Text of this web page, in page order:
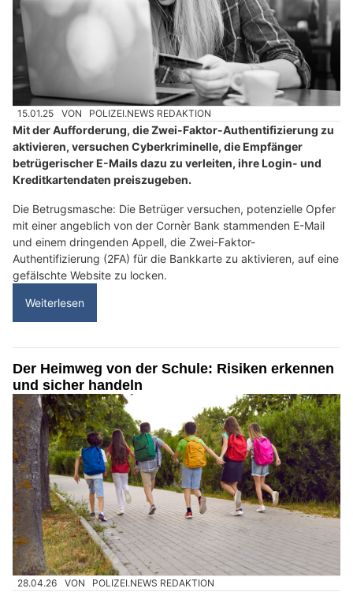
15.01.25 VON POLIZEI.NEWS REDAKTION
Mit der Aufforderung, die Zwei-Faktor-Authentifizierung zu
aktivieren, versuchen Cyberkriminelle, die Empfänger
betrügerischer E-Mails dazu zu verleiten, ihre Login- und
Kreditkartendaten preiszugeben.
Die Betrugsmasche: Die Betrüger versuchen, potenzielle Opfer
mit einer angeblich von der Cornèr Bank stammenden E-Mail
und einem dringenden Appell, die Zwei-Faktor-
Authentifizierung (2FA) für die Bankkarte zu aktivieren, auf eine
gefälschte Website zu locken.
Weiterlesen
Der Heimweg von der Schule: Risiken erkennen
und sicher handeln
28.04.26 VON POLIZEI.NEWS REDAKTION